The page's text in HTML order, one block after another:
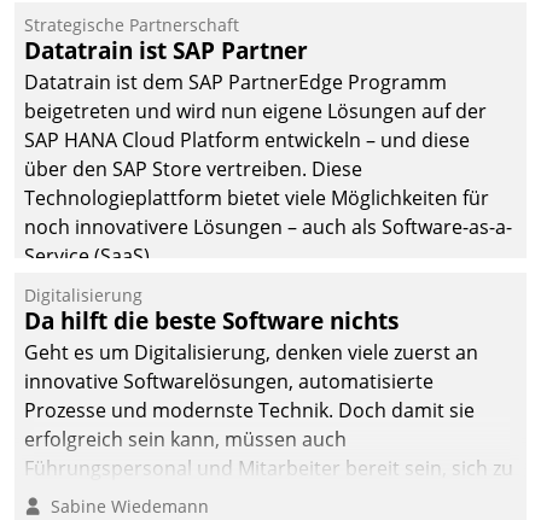
Einsparungen durch optimierte und automatisierte
Prozesse. Doch man darf nicht zu viel erwarten: Allein
mit der Einführung einer neuen Software ist es nicht
getan. Die Digitalisierung erfordert von Unternehmen
die Bereitschaft, sich zu überprüfen, zu hinterfragen
und zu verändern.
Strategische Partnerschaft
Datatrain ist SAP Partner
Datatrain ist dem SAP PartnerEdge Programm
beigetreten und wird nun eigene Lösungen auf der
SAP HANA Cloud Platform entwickeln – und diese
über den SAP Store vertreiben. Diese
Technologieplattform bietet viele Möglichkeiten für
noch innovativere Lösungen – auch als Software-as-a-
Service (SaaS).
Digitalisierung
Da hilft die beste Software nichts
Geht es um Digitalisierung, denken viele zuerst an
innovative Softwarelösungen, automatisierte
Prozesse und modernste Technik. Doch damit sie
erfolgreich sein kann, müssen auch
Führungspersonal und Mitarbeiter bereit sein, sich zu
verändern und anzupassen, sonst werden sie an ihr
Sabine Wiedemann